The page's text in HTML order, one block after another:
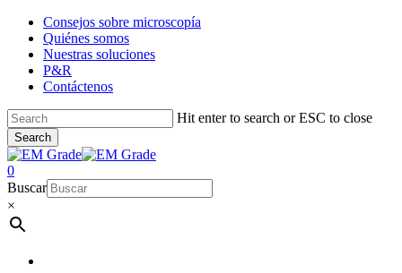
Skip
main
content
Consejos sobre microscopía
Quiénes somos
Nuestras soluciones
P&R
Contáctenos
Hit enter to search or ESC to close
Search
Close
Search
account
0
Menu
Buscar
×